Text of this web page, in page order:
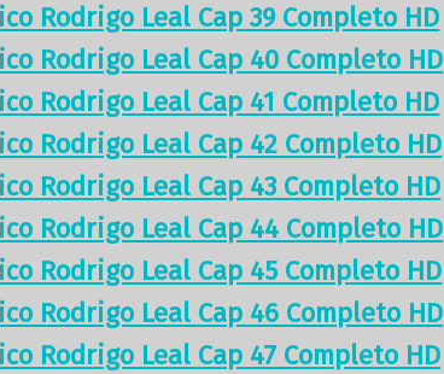
Rodrigo Leal Cap 39 Completo HD
Rodrigo Leal Cap 40 Completo HD
Rodrigo Leal Cap 41 Completo HD
Rodrigo Leal Cap 42 Completo HD
Rodrigo Leal Cap 43 Completo HD
Rodrigo Leal Cap 44 Completo HD
Rodrigo Leal Cap 45 Completo HD
Rodrigo Leal Cap 46 Completo HD
Rodrigo Leal Cap 47 Completo HD